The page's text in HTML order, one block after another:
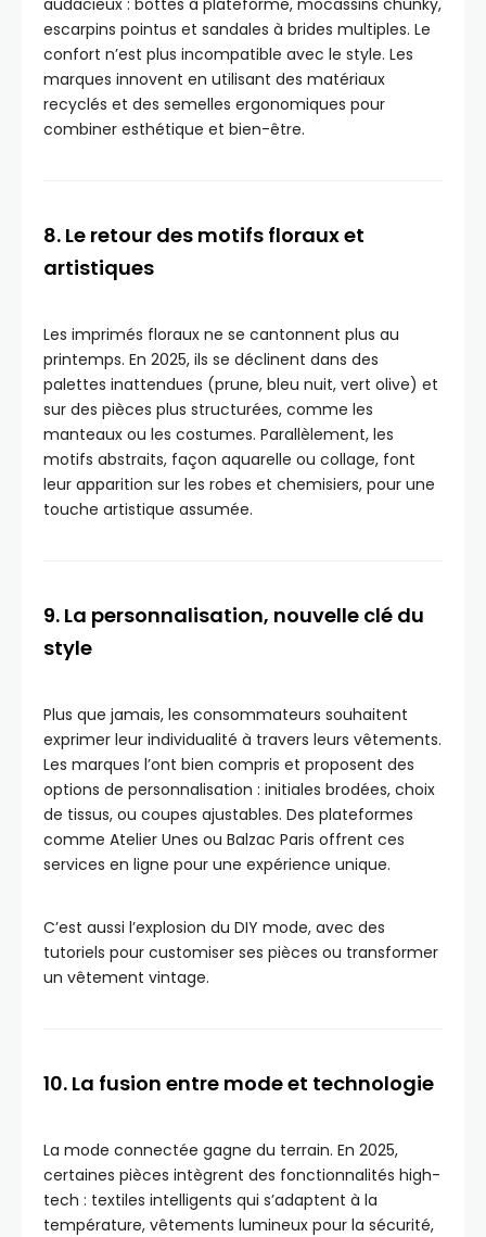
audacieux : bottes à plateforme, mocassins chunky,
escarpins pointus et sandales à brides multiples. Le
confort n’est plus incompatible avec le style. Les
marques innovent en utilisant des matériaux
recyclés et des semelles ergonomiques pour
combiner esthétique et bien-être.
8. Le retour des motifs floraux et
artistiques
Les imprimés floraux ne se cantonnent plus au
printemps. En 2025, ils se déclinent dans des
palettes inattendues (prune, bleu nuit, vert olive) et
sur des pièces plus structurées, comme les
manteaux ou les costumes. Parallèlement, les
motifs abstraits, façon aquarelle ou collage, font
leur apparition sur les robes et chemisiers, pour une
touche artistique assumée.
9. La personnalisation, nouvelle clé du
style
Plus que jamais, les consommateurs souhaitent
exprimer leur individualité à travers leurs vêtements.
Les marques l’ont bien compris et proposent des
options de personnalisation : initiales brodées, choix
de tissus, ou coupes ajustables. Des plateformes
comme Atelier Unes ou Balzac Paris offrent ces
services en ligne pour une expérience unique.
C’est aussi l’explosion du DIY mode, avec des
tutoriels pour customiser ses pièces ou transformer
un vêtement vintage.
10. La fusion entre mode et technologie
La mode connectée gagne du terrain. En 2025,
certaines pièces intègrent des fonctionnalités high-
tech : textiles intelligents qui s’adaptent à la
température, vêtements lumineux pour la sécurité,